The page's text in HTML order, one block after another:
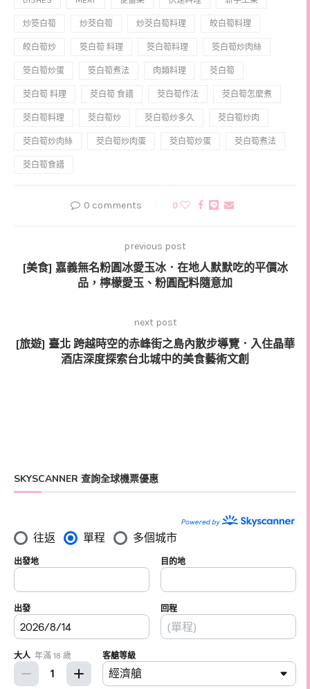
炒筊白筍 炒茭白筍 炒茭白筍料理 皎白筍料理
皎白筍炒 筊白筍 料理 筊白筍料理 筊白筍炒肉絲
筊白筍炒蛋 筊白筍煮法 肉類料理 茭白筍
茭白筍 料理 茭白筍 食譜 茭白筍作法 茭白筍怎麼煮
茭白筍料理 茭白筍炒 茭白筍炒多久 茭白筍炒肉
茭白筍炒肉絲 茭白筍炒肉蛋 茭白筍炒蛋 茭白筍煮法
茭白筍食譜
0 comments 0
previous post
[美食] 嘉義無名粉圓冰愛玉冰．在地人默默吃的平價冰
品，檸檬愛玉、粉圓配料隨意加
next post
[旅遊] 臺北 跨越時空的赤峰街之島內散步導覽．入住晶華
酒店深度探索台北城中的美食藝術文創
SKYSCANNER 查詢全球機票優惠